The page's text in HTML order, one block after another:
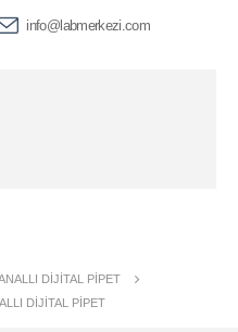
info@labmerkezi.com
DIJITAL PIPET
DIJITAL PIPET